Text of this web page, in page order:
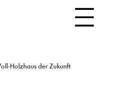
Holzhaus der Zukunft